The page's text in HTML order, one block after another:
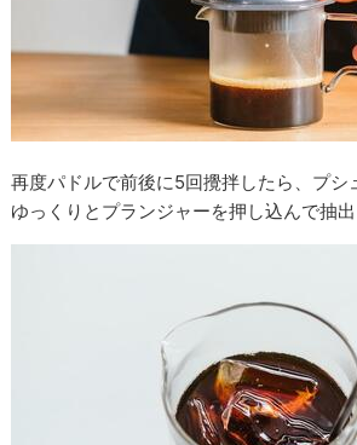
再度パドルで前後に5回攪拌したら、プシ
ゆっくりとプランジャーを押し込んで抽出